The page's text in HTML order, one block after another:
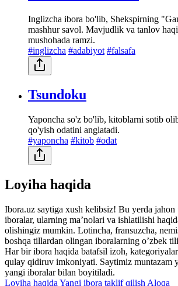
Inglizcha ibora bo'lib, Shekspirning
mashhur savol. Mavjudlik va tanlov
mushohada ramzi.
#inglizcha #adabiyot #falsafa
Tsundoku
Yaponcha so'z bo'lib, kitoblarni sotib
qo'yish odatini anglatadi.
#yaponcha #kitob #odat
Loyiha haqida
Ibora.uz saytiga xush kelibsiz! Bu yerda
iboralar, ularning maʼnolari va ishlatilishi
olishingiz mumkin. Lotincha, fransuzcha,
boshqa tillardan olingan iboralarning oʼzbek
Har bir ibora haqida batafsil izoh,
qulay qidiruv imkoniyati. Saytimiz muntazam
yangi iboralar bilan boyitiladi.
Loyiha haqida Yangi ibora taklif qilish Aloqa